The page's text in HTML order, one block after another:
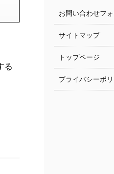
る
お問い合わせフ
サイトマップ
トップページ
プライバシーポ